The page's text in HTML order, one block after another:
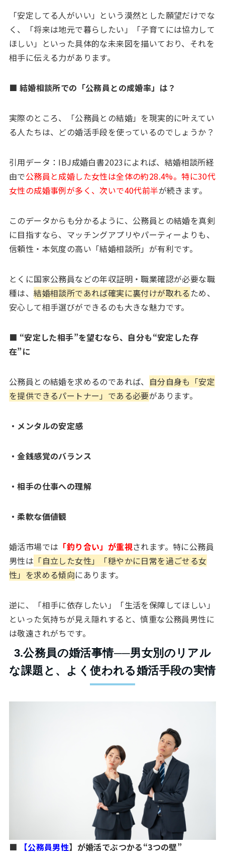
「安定してる人がいい」という漠然とした願望だけでな
く、「将来は地元で暮らしたい」「子育てには協力して
ほしい」といった具体的な未来図を描いており、それを
相手に伝える力があります。
■ 結婚相談所での「公務員との成婚率」は？
実際のところ、「公務員との結婚」を現実的に叶えてい
る人たちは、どの婚活手段を使っているのでしょうか？
引用データ：IBJ成婚白書2023によれば、結婚相談所経
由で公務員と成婚した女性は全体の約28.4%。特に30代
女性の成婚事例が多く、次いで40代前半が続きます。
このデータからも分かるように、公務員との結婚を真剣
に目指すなら、マッチングアプリやパーティーよりも、
信頼性・本気度の高い「結婚相談所」が有利です。
とくに国家公務員などの年収証明・職業確認が必要な職
種は、結婚相談所であれば確実に裏付けが取れる ため、
安心して相手選びができるのも大きな魅力です。
■ “安定した相手”を望むなら、自分も“安定した存
在”に
公務員との結婚を求めるのであれば、 自分自身も「安定
を提供できるパートナー」である必要があります。
・メンタルの安定感
・金銭感覚のバランス
・相手の仕事への理解
・柔軟な価値観
婚活市場では 「釣り合い」が重視されます。特に公務員
男性は 「自立した女性」「穏やかに日常を過ごせる女
性」を求める傾向にあります。
逆に、「相手に依存したい」「生活を保障してほしい」
といった気持ちが見え隠れすると、慎重な公務員男性に
は敬遠されがちです。
3.公務員の婚活事情──男女別のリアル
な課題と、よく使われる婚活手段の実情
■ 【公務員男性】が婚活でぶつかる“3つの壁”